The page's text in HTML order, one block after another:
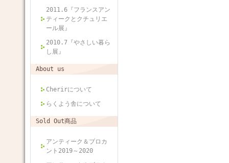
2011.6『フランスアン
ティークとクチュリエ
ール展』
2010.7『やさしい暮ら
し展』
About us
Cherirについて
らくよう舎について
Sold Out商品
アンティーク＆ブロカ
ント2019～2020